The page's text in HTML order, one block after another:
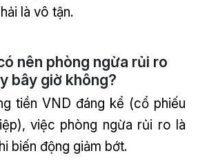
là vô tận.
nên phòng ngừa rủi ro
bây giờ không?
tiền VND đáng kể (cổ phiếu
việc phòng ngừa rủi ro là
biến động giảm bớt.